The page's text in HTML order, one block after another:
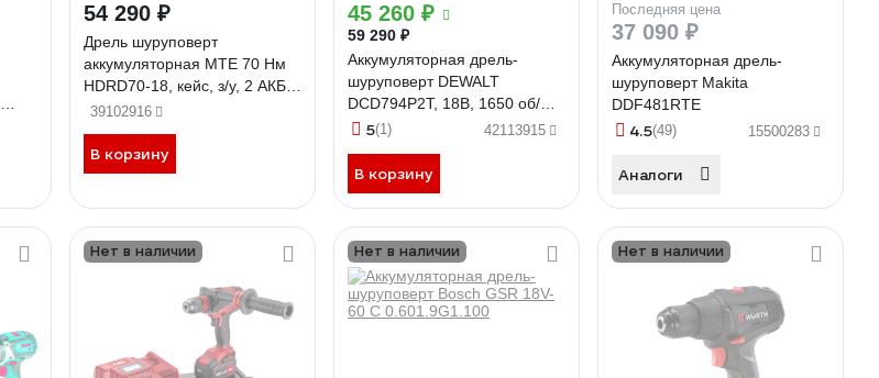
54 290 ₽
Дрель шуруповерт
аккумуляторная MTE 70 Нм
HDRD70-18, кейс, з/у, 2 АКБ 5
Ач 4702506012
39102916
В корзину
45 260 ₽
59 290 ₽
Аккумуляторная дрель-
шуруповерт DEWALT
DCD794P2T, 18В, 1650 об/
мин, с 2 АКБ 5 Ач и ЗУ, в
5(1) 42113915
В корзину
Последняя цена
37 090 ₽
Аккумуляторная дрель-
шуруповерт Makita
DDF481RTE
4.5(49) 15500283
Аналоги
Нет в наличии Нет в наличии Нет в наличии